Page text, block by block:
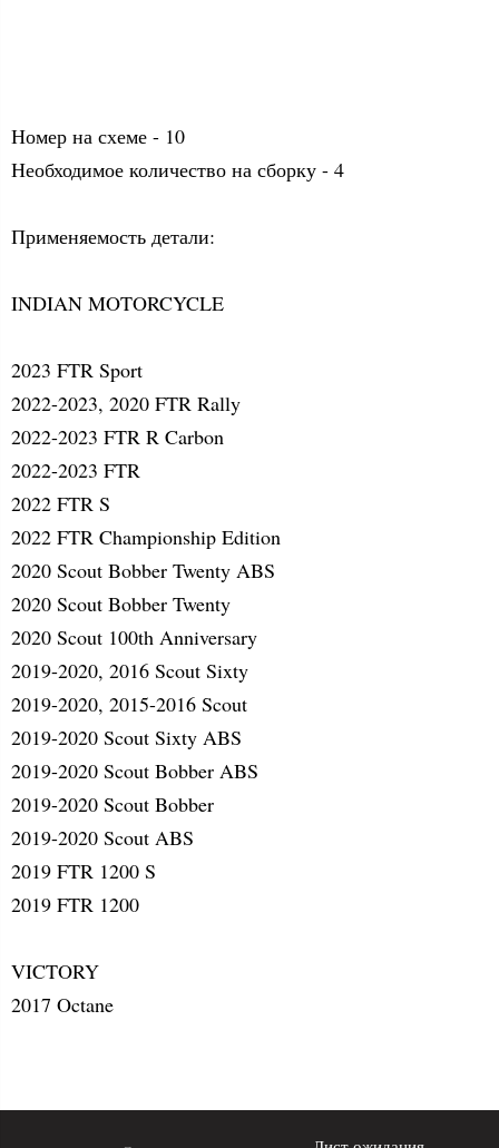
Номер на схеме - 10
Необходимое количество на сборку - 4
Применяемость детали:
INDIAN MOTORCYCLE
2023 FTR Sport
2022-2023, 2020 FTR Rally
2022-2023 FTR R Carbon
2022-2023 FTR
2022 FTR S
2022 FTR Championship Edition
2020 Scout Bobber Twenty ABS
2020 Scout Bobber Twenty
2020 Scout 100th Anniversary
2019-2020, 2016 Scout Sixty
2019-2020, 2015-2016 Scout
2019-2020 Scout Sixty ABS
2019-2020 Scout Bobber ABS
2019-2020 Scout Bobber
2019-2020 Scout ABS
2019 FTR 1200 S
2019 FTR 1200
VICTORY
2017 Octane